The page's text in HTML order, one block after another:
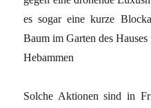
es sogar eine kurze
Baum im Garten des
Hebammen
Solche Aktionen sind in